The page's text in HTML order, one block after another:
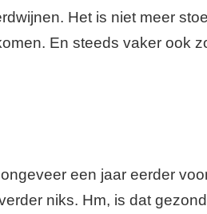
Het is niet meer
En steeds vaker ook
een jaar eerder
niks. Hm, is dat